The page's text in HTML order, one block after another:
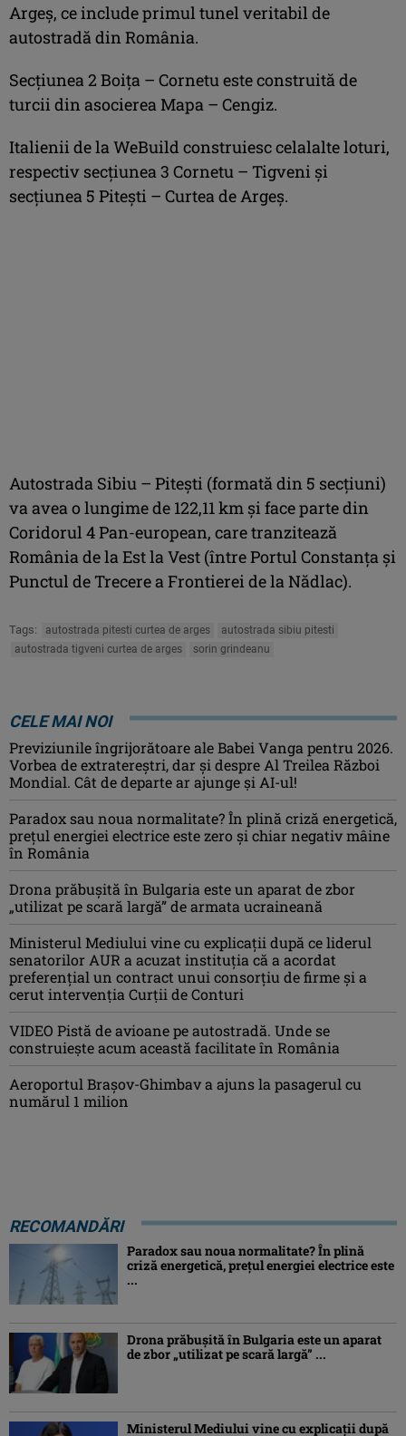
Argeș, ce include primul tunel veritabil de
autostradă din România.
Secțiunea 2 Boița – Cornetu este construită de
turcii din asocierea Mapa – Cengiz.
Italienii de la WeBuild construiesc celalalte loturi,
respectiv secțiunea 3 Cornetu – Tigveni și
secțiunea 5 Pitești – Curtea de Argeș.
Autostrada Sibiu – Pitești (formată din 5 secțiuni)
va avea o lungime de 122,11 km și face parte din
Coridorul 4 Pan-european, care tranzitează
România de la Est la Vest (între Portul Constanța și
Punctul de Trecere a Frontierei de la Nădlac).
Tags: autostrada pitesti curtea de arges
autostrada sibiu pitesti
autostrada tigveni curtea de arges
sorin grindeanu
CELE MAI NOI
Previziunile îngrijorătoare ale Babei Vanga pentru 2026.
Vorbea de extratereștri, dar și despre Al Treilea Război
Mondial. Cât de departe ar ajunge și AI-ul!
Paradox sau noua normalitate? În plină criză energetică,
prețul energiei electrice este zero și chiar negativ mâine
în România
Drona prăbuşită în Bulgaria este un aparat de zbor
„utilizat pe scară largă” de armata ucraineană
Ministerul Mediului vine cu explicații după ce liderul
senatorilor AUR a acuzat instituția că a acordat
preferențial un contract unui consorțiu de firme și a
cerut intervenția Curții de Conturi
VIDEO Pistă de avioane pe autostradă. Unde se
construiește acum această facilitate în România
Aeroportul Brașov-Ghimbav a ajuns la pasagerul cu
numărul 1 milion
RECOMANDĂRI
Paradox sau noua normalitate? În plină
criză energetică, prețul energiei electrice este
...
Drona prăbuşită în Bulgaria este un aparat
de zbor „utilizat pe scară largă” ...
Ministerul Mediului vine cu explicații după